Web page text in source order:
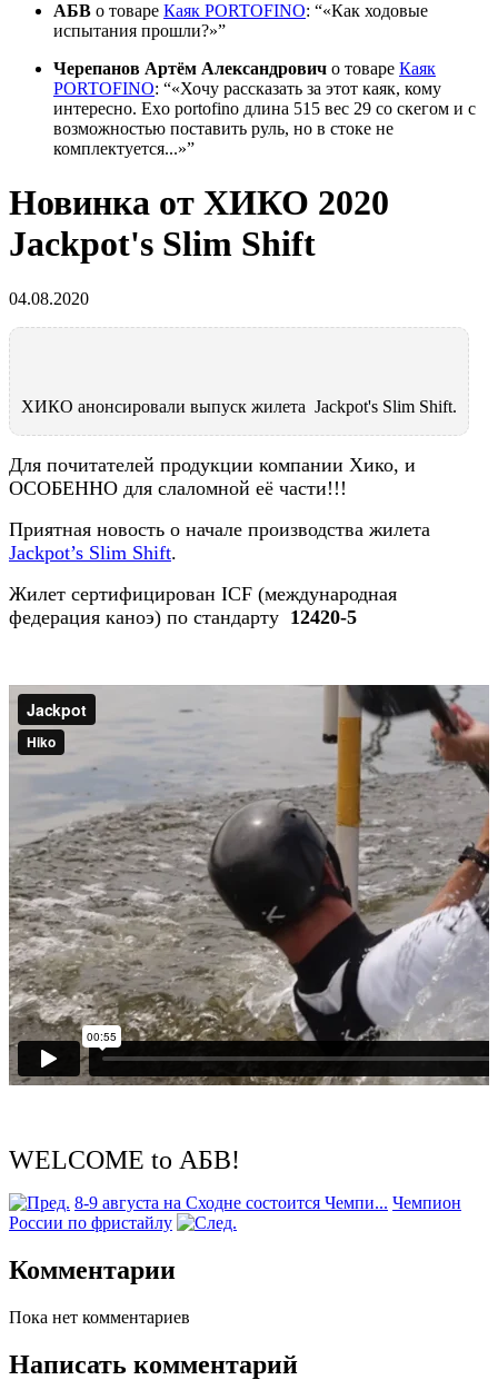
АБВ о товаре Каяк PORTOFINO:
«Как ходовые
испытания прошли?»
Черепанов Артём Александрович о товаре Каяк
PORTOFINO:
«Хочу рассказать за этот каяк, кому
интересно. Exo portofino длина 515 вес 29 со скегом и с
возможностью поставить руль, но в стоке не
комплектуется...»
Новинка от ХИКО 2020
Jackpot's Slim Shift
04.08.2020
ХИКО анонсировали выпуск жилета Jackpot's Slim Shift.
Для почитателей продукции компании Хико, и
ОСОБЕННО для слаломной её части!!!
Приятная новость о начале производства жилета
Jackpot’s Slim Shift.
Жилет сертифицирован ICF (международная
федерация каноэ) по стандарту 12420-5
WELCOME to АБВ!
8-9 августа на Сходне состоится Чемпи... Чемпион
России по фристайлу
Комментарии
Пока нет комментариев
Написать комментарий